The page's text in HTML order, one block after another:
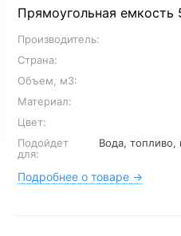
Прямоугольная емкость
Производитель:
Страна:
Объем, м3:
Материал:
Цвет:
Подойдет
для:
Вода,
Подробнее о товаре →